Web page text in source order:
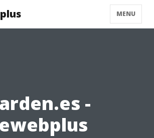
MENU
-